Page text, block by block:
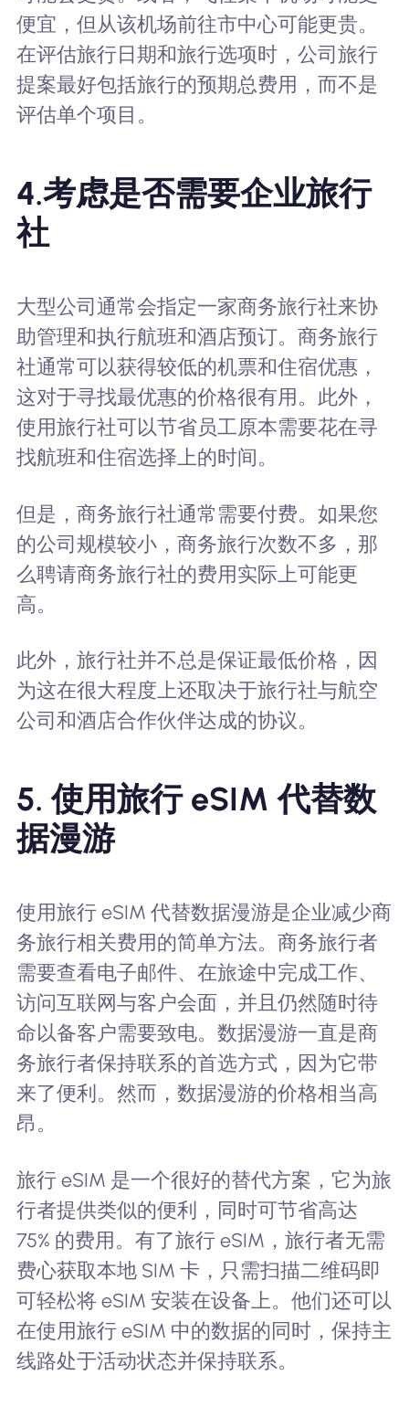
便宜，但从该机场前往市中心可能更贵。
在评估旅行日期和旅行选项时，公司旅行
提案最好包括旅行的预期总费用，而不是
评估单个项目。
4.考虑是否需要企业旅行
社
大型公司通常会指定一家商务旅行社来协
助管理和执行航班和酒店预订。商务旅行
社通常可以获得较低的机票和住宿优惠，
这对于寻找最优惠的价格很有用。此外，
使用旅行社可以节省员工原本需要花在寻
找航班和住宿选择上的时间。
但是，商务旅行社通常需要付费。如果您
的公司规模较小，商务旅行次数不多，那
么聘请商务旅行社的费用实际上可能更
高。
此外，旅行社并不总是保证最低价格，因
为这在很大程度上还取决于旅行社与航空
公司和酒店合作伙伴达成的协议。
5. 使用旅行 eSIM 代替数
据漫游
使用旅行 eSIM 代替数据漫游是企业减少商
务旅行相关费用的简单方法。商务旅行者
需要查看电子邮件、在旅途中完成工作、
访问互联网与客户会面，并且仍然随时待
命以备客户需要致电。数据漫游一直是商
务旅行者保持联系的首选方式，因为它带
来了便利。然而，数据漫游的价格相当高
昂。
旅行 eSIM 是一个很好的替代方案，它为旅
行者提供类似的便利，同时可节省高达
75% 的费用。有了旅行 eSIM，旅行者无需
费心获取本地 SIM 卡，只需扫描二维码即
可轻松将 eSIM 安装在设备上。他们还可以
在使用旅行 eSIM 中的数据的同时，保持主
线路处于活动状态并保持联系。